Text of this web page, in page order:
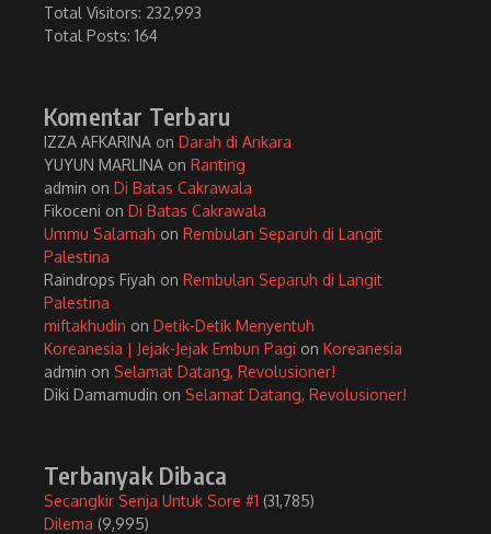
Total Visitors: 232,993
Total Posts: 164
Komentar Terbaru
IZZA AFKARINA on Darah di Ankara
YUYUN MARLINA on Ranting
admin on Di Batas Cakrawala
Fikoceni on Di Batas Cakrawala
Ummu Salamah on Rembulan Separuh di Langit
Palestina
Raindrops Fiyah on Rembulan Separuh di Langit
Palestina
miftakhudin on Detik-Detik Menyentuh
Koreanesia | Jejak-Jejak Embun Pagi on Koreanesia
admin on Selamat Datang, Revolusioner!
Diki Damamudin on Selamat Datang, Revolusioner!
Terbanyak Dibaca
Secangkir Senja Untuk Sore #1 (31,785)
Dilema (9,995)